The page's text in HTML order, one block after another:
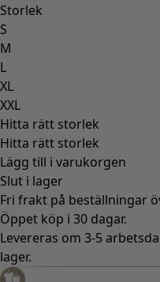
Storlek
S
M
L
XL
XXL
Hitta rätt storlek
Hitta rätt storlek
Lägg till i varukorgen
Slut i lager
Fri frakt på beställningar
Öppet köp i 30 dagar.
Levereras om 3-5
lager.